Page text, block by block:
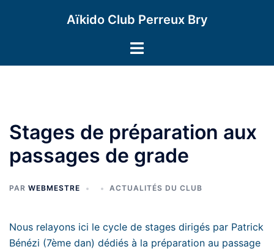
Aïkido Club Perreux Bry
Ouvrir/fermer
Stages de préparation aux
passages de grade
PAR WEBMESTRE ACTUALITÉS DU CLUB
Nous relayons ici le cycle de stages dirigés par Patrick
Bénézi (7ème dan) dédiés à la préparation au passage